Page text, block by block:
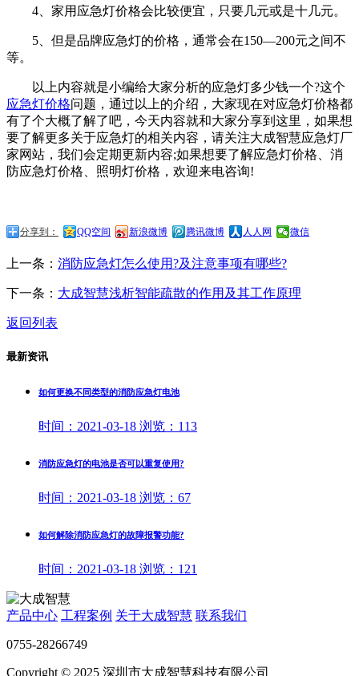
4、家用应急灯价格会比较便宜，只要几元或是十几元。
5、但是品牌应急灯的价格，通常会在150—200元之间不
等。
以上内容就是小编给大家分析的应急灯多少钱一个?这个
应急灯价格问题，通过以上的介绍，大家现在对应急灯价格都
有了个大概了解了吧，今天内容就和大家分享到这里，如果想
要了解更多关于应急灯的相关内容，请关注大成智慧应急灯厂
家网站，我们会定期更新内容;如果想要了解应急灯价格、消
防应急灯价格、照明灯价格，欢迎来电咨询!
分享到： QQ空间 新浪微博 腾讯微博 人人网 微信
上一条： 消防应急灯怎么使用?及注意事项有哪些?
下一条： 大成智慧浅析智能疏散的作用及其工作原理
返回列表
最新资讯
如何更换不同类型的消防应急灯电池
时间： 2021-03-18 浏览： 113
消防应急灯的电池是否可以重复使用?
时间： 2021-03-18 浏览： 67
如何解除消防应急灯的故障报警功能?
时间： 2021-03-18 浏览： 121
产品中心 工程案例 关于大成智慧 联系我们
0755-28266749
Copyright © 2025 深圳市大成智慧科技有限公司